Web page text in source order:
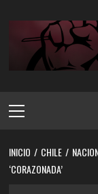
contenido
principal
INICIO CHILE
‘CORAZONADA’